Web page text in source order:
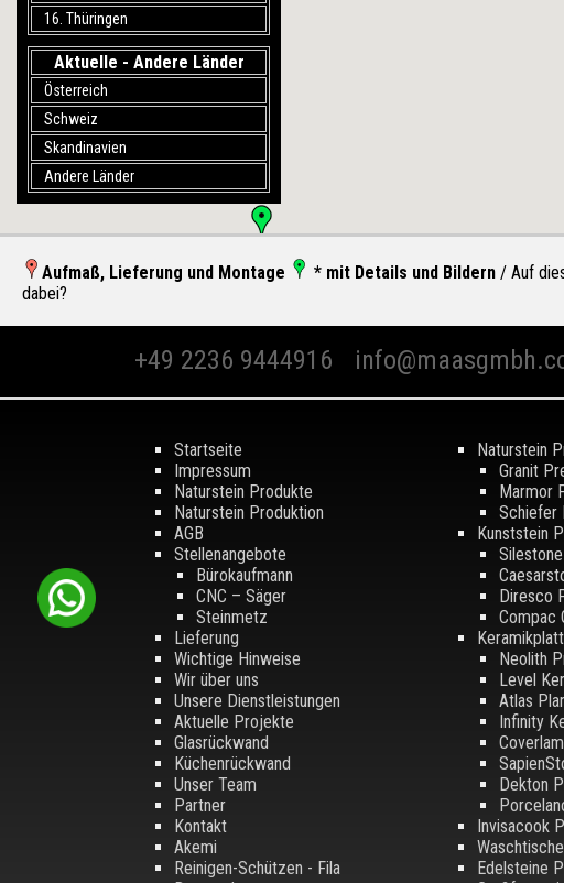
16. Thüringen
Aktuelle - Andere Länder
Österreich
Schweiz
Skandinavien
Andere Länder
Aufmaß, Lieferung und Montage * mit Details und Bildern / Auf
dabei?
+49 2236 9444916
Startseite
Impressum
Naturstein Produkte
Naturstein Produktion
AGB
Stellenangebote
Bürokaufmann
CNC – Säger
Steinmetz
Lieferung
Wichtige Hinweise
Wir über uns
Unsere Dienstleistungen
Aktuelle Projekte
Glasrückwand
Küchenrückwand
Unser Team
Partner
Kontakt
Akemi
Reinigen-Schützen - Fila
Naturstein
Granit
Marmor
Schiefer
Kunststein
Diresco
Compac
Neolith
Level
Atlas
Infinity
Dekton
Invisacook
Edelsteine